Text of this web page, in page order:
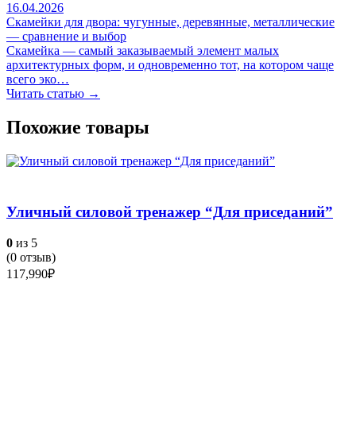
16.04.2026
Скамейки для двора: чугунные, деревянные, металлические
— сравнение и выбор
Скамейка — самый заказываемый элемент малых
архитектурных форм, и одновременно тот, на котором чаще
всего эко…
Читать статью →
Похожие товары
Уличный силовой тренажер “Для приседаний”
0 из 5
(0 отзыв)
117,990₽